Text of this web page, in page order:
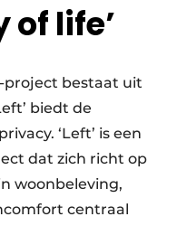
of life’
project bestaat uit
biedt de
‘Left’ is een
dat zich richt op
woonbeleving,
centraal